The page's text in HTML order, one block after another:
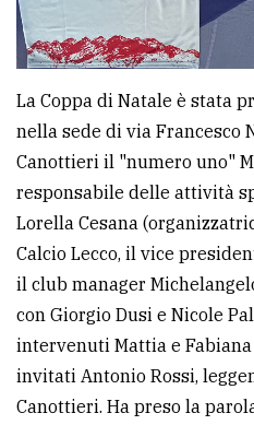
La Coppa di Natale è stata
nella sede di via Francesco
Canottieri il "numero uno"
responsabile delle attività
Lorella Cesana
Calcio Lecco, il vice
il club manager
con Giorgio Dusi e Nicole
intervenuti Mattia e
invitati Antonio Rossi,
Canottieri. Ha preso la